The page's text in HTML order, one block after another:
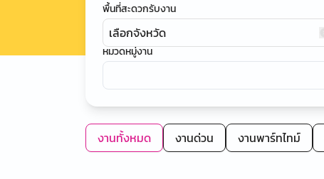
พื้นที่สะดวกรับงาน
เลือกจังหวัด
หมวดหมู่งาน
งานทั้งหมด งานด่วน งานพาร์ทไทม์